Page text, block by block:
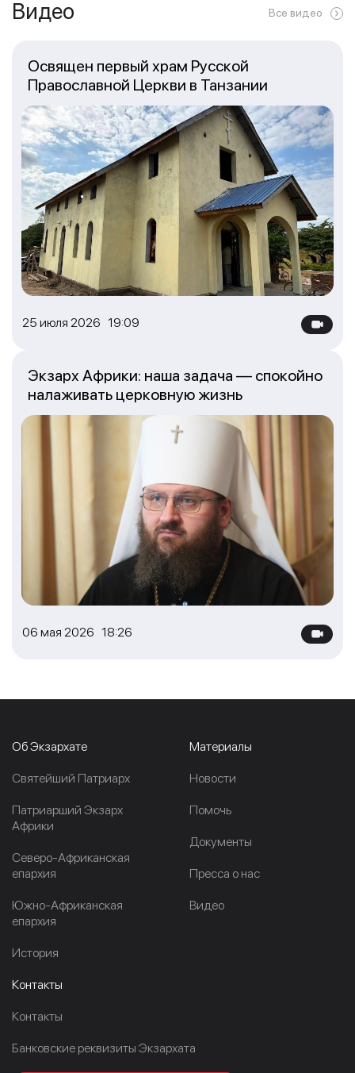
Видео Все видео
25 июля 2026 19:09
Освящен первый храм Русской
Православной Церкви в Танзании
06 мая 2026 18:26
Экзарх Африки: наша задача — спокойно
налаживать церковную жизнь
Об Экзархате
Cвятейший Патриарх
Патриарший Экзарх
Африки
Северо-Африканская
епархия
Южно-Африканская
епархия
История
Материалы
Новости
Помочь
Документы
Пресса о нас
Видео
Контакты
Контакты
Банковские реквизиты Экзархата